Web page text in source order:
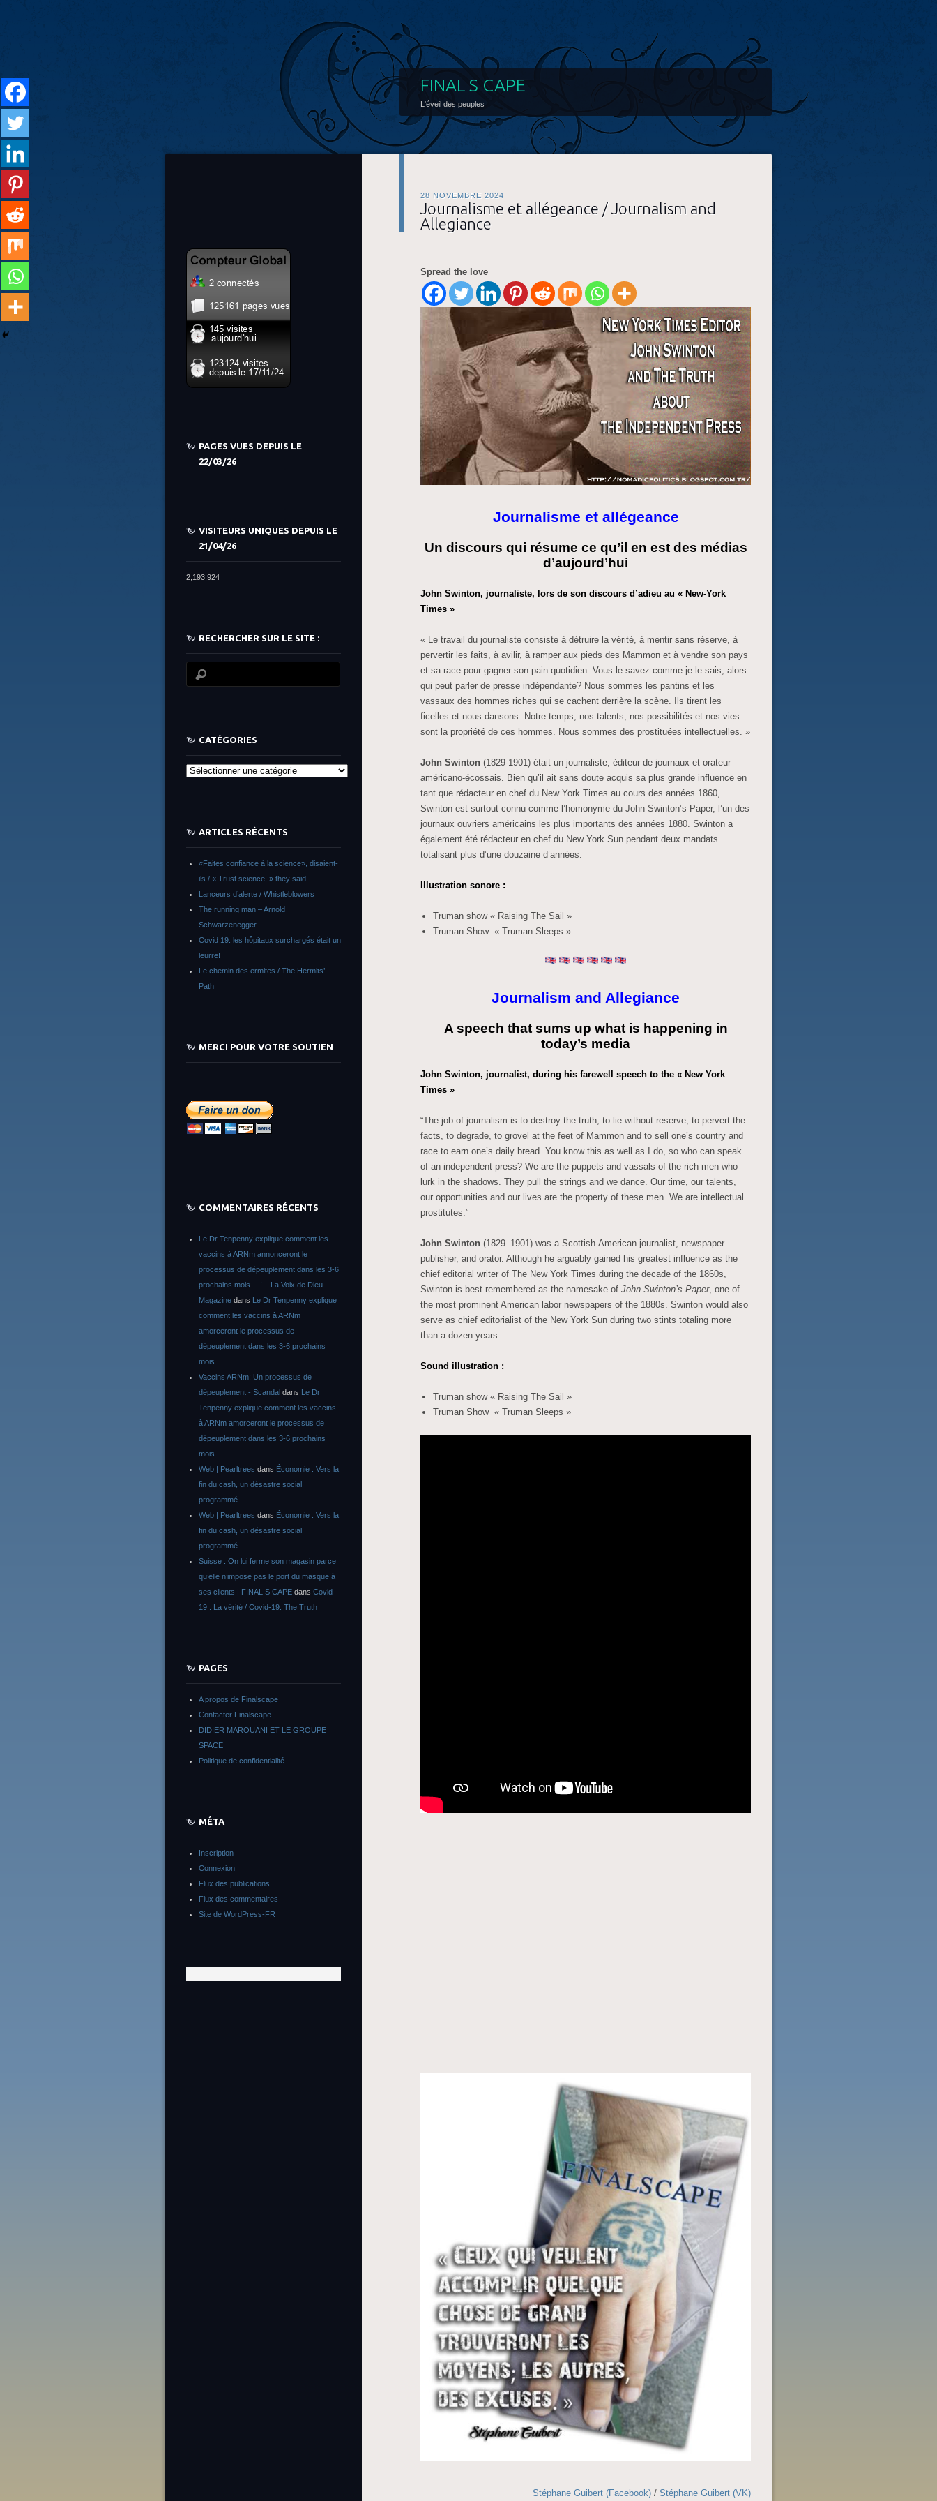
FINAL S CAPE
L'éveil des peuples
28 NOVEMBRE 2024
Journalisme et allégeance / Journalism and
Allegiance
Spread the love
Journalisme et allégeance
Un discours qui résume ce qu’il en est des médias
d’aujourd’hui
John Swinton, journaliste, lors de son discours d’adieu au « New-York
Times »
« Le travail du journaliste consiste à détruire la vérité, à mentir sans réserve, à
pervertir les faits, à avilir, à ramper aux pieds des Mammon et à vendre son pays
et sa race pour gagner son pain quotidien. Vous le savez comme je le sais, alors
qui peut parler de presse indépendante? Nous sommes les pantins et les
vassaux des hommes riches qui se cachent derrière la scène. Ils tirent les
ficelles et nous dansons. Notre temps, nos talents, nos possibilités et nos vies
sont la propriété de ces hommes. Nous sommes des prostituées intellectuelles. »
John Swinton (1829-1901) était un journaliste, éditeur de journaux et orateur
américano-écossais. Bien qu’il ait sans doute acquis sa plus grande influence en
tant que rédacteur en chef du New York Times au cours des années 1860,
Swinton est surtout connu comme l’homonyme du John Swinton’s Paper, l’un des
journaux ouvriers américains les plus importants des années 1880. Swinton a
également été rédacteur en chef du New York Sun pendant deux mandats
totalisant plus d’une douzaine d’années.
Illustration sonore :
Truman show « Raising The Sail »
Truman Show « Truman Sleeps »
Journalism and Allegiance
A speech that sums up what is happening in
today’s media
John Swinton, journalist, during his farewell speech to the « New York
Times »
“The job of journalism is to destroy the truth, to lie without reserve, to pervert the
facts, to degrade, to grovel at the feet of Mammon and to sell one’s country and
race to earn one’s daily bread. You know this as well as I do, so who can speak
of an independent press? We are the puppets and vassals of the rich men who
lurk in the shadows. They pull the strings and we dance. Our time, our talents,
our opportunities and our lives are the property of these men. We are intellectual
prostitutes.”
John Swinton (1829–1901) was a Scottish-American journalist, newspaper
publisher, and orator. Although he arguably gained his greatest influence as the
chief editorial writer of The New York Times during the decade of the 1860s,
Swinton is best remembered as the namesake of John Swinton’s Paper, one of
the most prominent American labor newspapers of the 1880s. Swinton would also
serve as chief editorialist of the New York Sun during two stints totaling more
than a dozen years.
Sound illustration :
Truman show « Raising The Sail »
Truman Show « Truman Sleeps »
Stéphane Guibert (Facebook) / Stéphane Guibert (VK)
PAGES VUES DEPUIS LE
22/03/26
VISITEURS UNIQUES DEPUIS LE
21/04/26
2,193,924
RECHERCHER SUR LE SITE :
CATÉGORIES
Catégories
ARTICLES RÉCENTS
«Faites confiance à la science», disaient-
ils / « Trust science, » they said.
Lanceurs d’alerte / Whistleblowers
The running man – Arnold
Schwarzenegger
Covid 19: les hôpitaux surchargés était un
leurre!
Le chemin des ermites / The Hermits’
Path
MERCI POUR VOTRE SOUTIEN
COMMENTAIRES RÉCENTS
Le Dr Tenpenny explique comment les
vaccins à ARNm annonceront le
processus de dépeuplement dans les 3-6
prochains mois… ! – La Voix de Dieu
Magazine dans Le Dr Tenpenny explique
comment les vaccins à ARNm
amorceront le processus de
dépeuplement dans les 3-6 prochains
mois
Vaccins ARNm: Un processus de
dépeuplement - Scandal dans Le Dr
Tenpenny explique comment les vaccins
à ARNm amorceront le processus de
dépeuplement dans les 3-6 prochains
mois
Web | Pearltrees dans Économie : Vers la
fin du cash, un désastre social
programmé
Web | Pearltrees dans Économie : Vers la
fin du cash, un désastre social
programmé
Suisse : On lui ferme son magasin parce
qu’elle n’impose pas le port du masque à
ses clients | FINAL S CAPE dans Covid-
19 : La vérité / Covid-19: The Truth
PAGES
A propos de Finalscape
Contacter Finalscape
DIDIER MAROUANI ET LE GROUPE
SPACE
Politique de confidentialité
MÉTA
Inscription
Connexion
Flux des publications
Flux des commentaires
Site de WordPress-FR